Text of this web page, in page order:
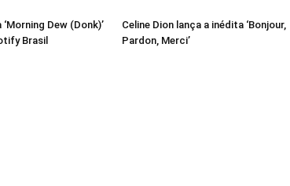
Dew (Donk)’
Brasil
Celine Dion lança a inédita ‘Bonjour,
Pardon, Merci’